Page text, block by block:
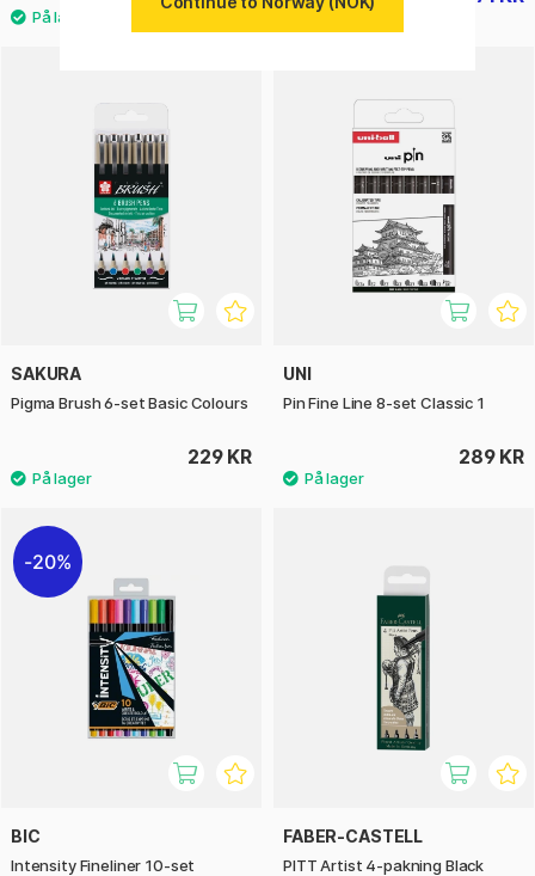
SAKURA
Pigma Brush 6-set Basic Colours
229 KR
UNI
Pin Fine Line 8-set Classic 1
289 KR
20%
BIC
Intensity Fineliner 10-set
FABER-CASTELL
PITT Artist 4-pakning Black